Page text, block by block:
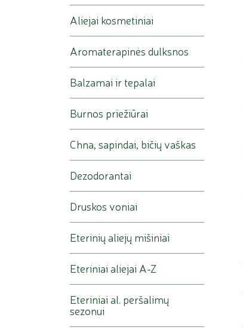
Aliejai kosmetiniai
Aromaterapinės dulksnos
Balzamai ir tepalai
Burnos priežiūrai
Chna, sapindai, bičių vaškas
Dezodorantai
Druskos voniai
Eterinių aliejų mišiniai
Eteriniai aliejai A-Z
Eteriniai al. peršalimų
sezonui